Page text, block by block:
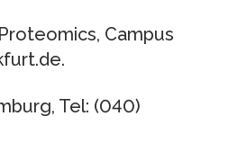
Campus
Tel: (040)